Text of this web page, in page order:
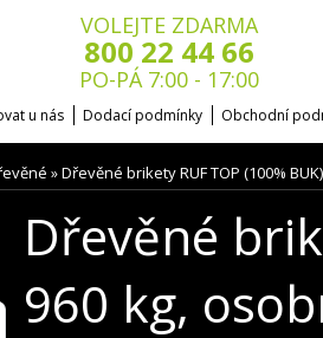
VOLEJTE ZDARMA
800 22 44 66
PO-PÁ 7:00 - 17:00
u nás Dodací podmínky Obchodní
»Dřevěné brikety RUF TOP (100%
Dřevěné
960 kg,